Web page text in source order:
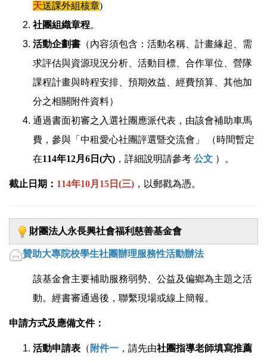
天送課外組核章)
社團組織章程。
活動企劃書 （內容須包含：活動名稱、計畫緣起、需
求評估與資源現況分析、活動目標、合作單位、營隊
課程計畫與時程安排、預期效益、經費預算、其他加
分之相關附件資料）
通過書面初審之入選社團應派代表，由該會補助車馬
費，參與「中租愛心社團評選暨交流會」 （時間暫定
在114年12月6日(六) ，詳細說明請參考 公文 ）。
截止日期： 114年10月15日(三) ，以郵戳為憑。
財團法人永長興社會福利慈善基金會
贊助大專院校學生社團辦理服務性活動辦法
該基金會主要補助服務弱勢、公益及偏鄉為主題之活
動。經書審通過後，聯繫現場或線上簡報。
申請方式及應備文件：
活動申請表 （ 附件一 ，請先由社團指導老師填寫推薦